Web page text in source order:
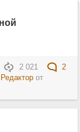
2 021
2
Редакторот